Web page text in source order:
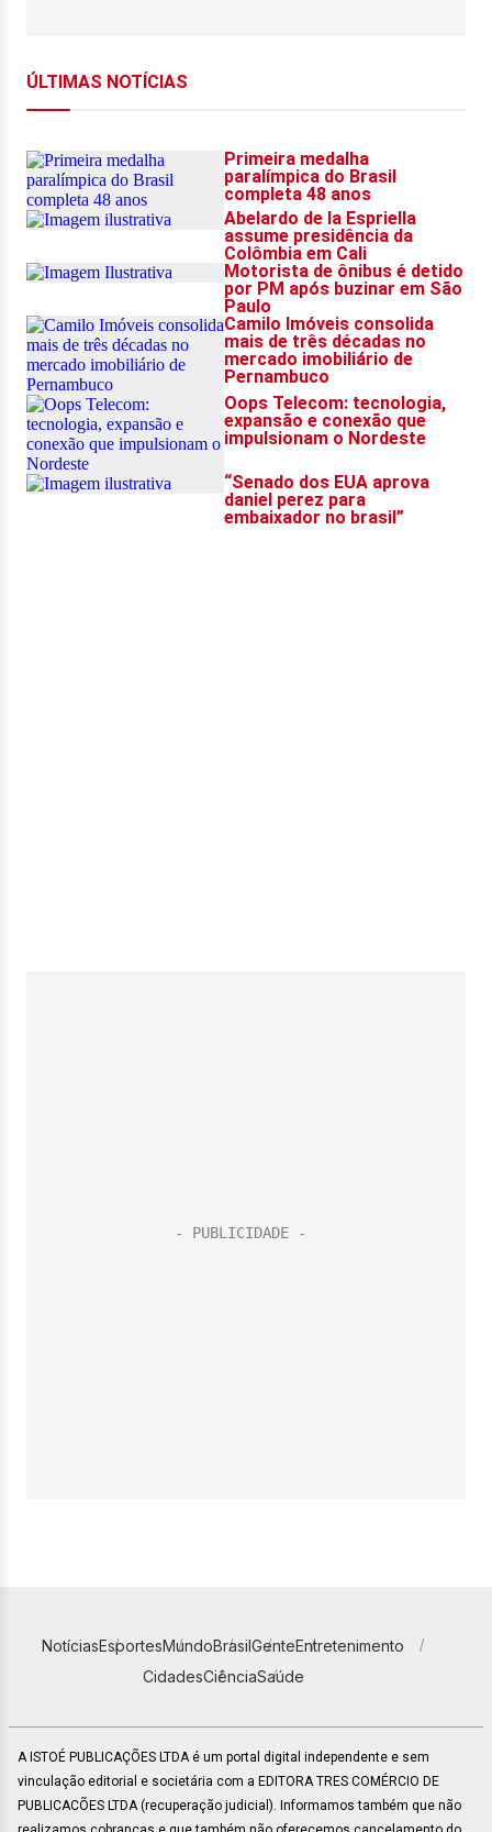
NotíciasEsportesMundoBrasilGenteEntretenimento
CidadesCiênciaSaúde
A ISTOÉ PUBLICAÇÕES LTDA é um portal digital independente e sem
vinculação editorial e societária com a EDITORA TRES COMÉRCIO DE
PUBLICACÕES LTDA (recuperação judicial). Informamos também que não